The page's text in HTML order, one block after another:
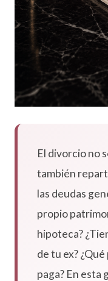
El divorcio no
también
las deudas
propio
hipoteca?
de tu ex?
paga? En esta